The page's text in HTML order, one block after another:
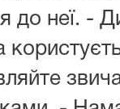
до неї. -